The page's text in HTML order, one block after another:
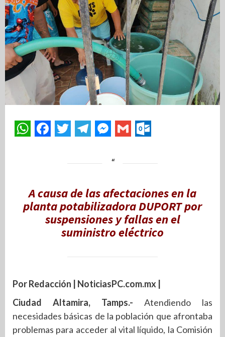
A causa de las afectaciones en la
planta potabilizadora DUPORT por
suspensiones y fallas en el
suministro eléctrico
Por Redacción | NoticiasPC.com.mx |
Ciudad Altamira, Tamps.- Atendiendo las
necesidades básicas de la población que afrontaba
problemas para acceder al vital líquido, la Comisión